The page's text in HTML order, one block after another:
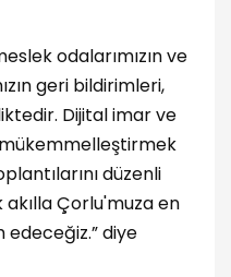
odalarımızın ve
geri bildirimleri,
Dijital imar ve
düzenli
Çorlu'muza en
diye